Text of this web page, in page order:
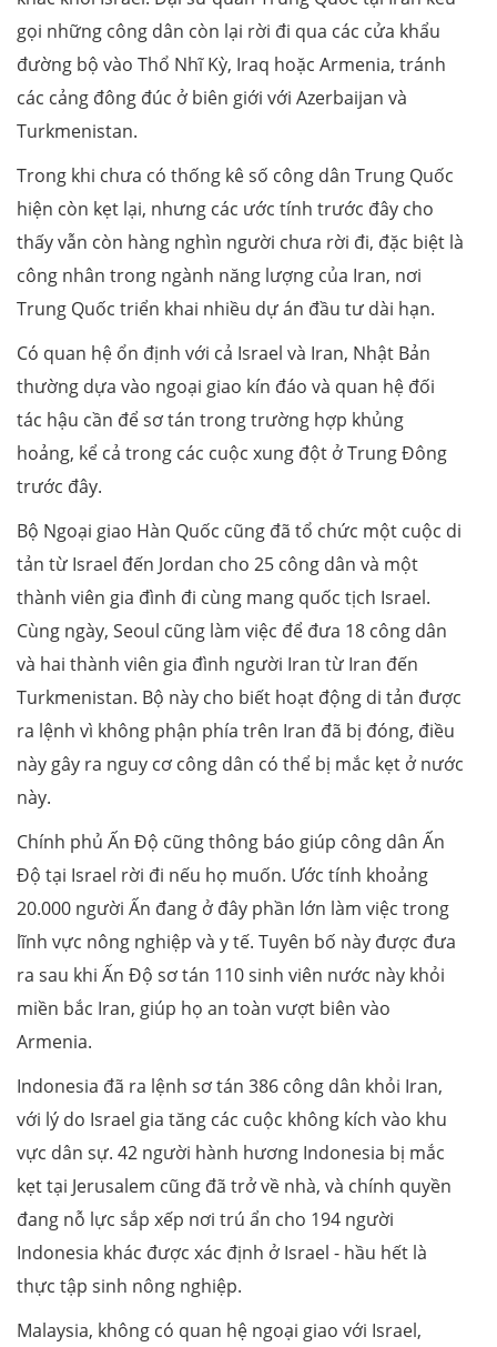
gọi những công dân còn lại rời đi qua các cửa khẩu
đường bộ vào Thổ Nhĩ Kỳ, Iraq hoặc Armenia, tránh
các cảng đông đúc ở biên giới với Azerbaijan và
Turkmenistan.
Trong khi chưa có thống kê số công dân Trung Quốc
hiện còn kẹt lại, nhưng các ước tính trước đây cho
thấy vẫn còn hàng nghìn người chưa rời đi, đặc biệt là
công nhân trong ngành năng lượng của Iran, nơi
Trung Quốc triển khai nhiều dự án đầu tư dài hạn.
Có quan hệ ổn định với cả Israel và Iran, Nhật Bản
thường dựa vào ngoại giao kín đáo và quan hệ đối
tác hậu cần để sơ tán trong trường hợp khủng
hoảng, kể cả trong các cuộc xung đột ở Trung Đông
trước đây.
Bộ Ngoại giao Hàn Quốc cũng đã tổ chức một cuộc di
tản từ Israel đến Jordan cho 25 công dân và một
thành viên gia đình đi cùng mang quốc tịch Israel.
Cùng ngày, Seoul cũng làm việc để đưa 18 công dân
và hai thành viên gia đình người Iran từ Iran đến
Turkmenistan. Bộ này cho biết hoạt động di tản được
ra lệnh vì không phận phía trên Iran đã bị đóng, điều
này gây ra nguy cơ công dân có thể bị mắc kẹt ở nước
này.
Chính phủ Ấn Độ cũng thông báo giúp công dân Ấn
Độ tại Israel rời đi nếu họ muốn. Ước tính khoảng
20.000 người Ấn đang ở đây phần lớn làm việc trong
lĩnh vực nông nghiệp và y tế. Tuyên bố này được đưa
ra sau khi Ấn Độ sơ tán 110 sinh viên nước này khỏi
miền bắc Iran, giúp họ an toàn vượt biên vào
Armenia.
Indonesia đã ra lệnh sơ tán 386 công dân khỏi Iran,
với lý do Israel gia tăng các cuộc không kích vào khu
vực dân sự. 42 người hành hương Indonesia bị mắc
kẹt tại Jerusalem cũng đã trở về nhà, và chính quyền
đang nỗ lực sắp xếp nơi trú ẩn cho 194 người
Indonesia khác được xác định ở Israel - hầu hết là
thực tập sinh nông nghiệp.
Malaysia, không có quan hệ ngoại giao với Israel,